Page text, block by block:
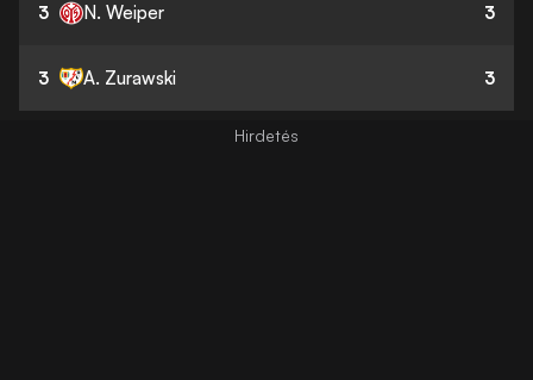
3 N. Weiper 3
3 A. Zurawski 3